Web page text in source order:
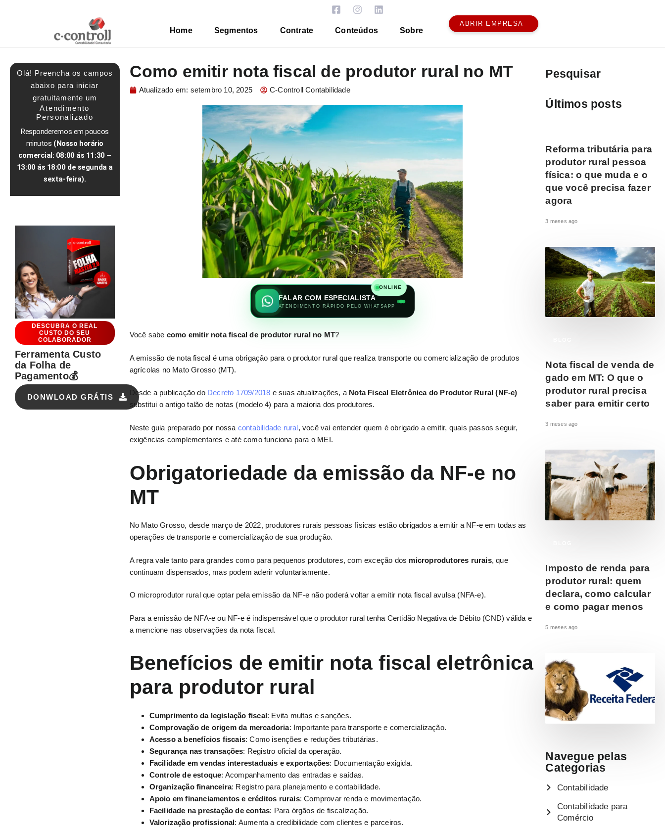
Home Segmentos Contrate Conteúdos Sobre
ABRIR EMPRESA
Olá! Preencha os campos
abaixo para iniciar
gratuitamente um
Atendimento
Personalizado
Responderemos em poucos
minutos (Nosso horário
comercial: 08:00 ás 11:30 –
13:00 ás 18:00 de segunda a
sexta-feira).
DESCUBRA O REAL
CUSTO DO SEU
COLABORADOR
Ferramenta Custo
da Folha de
Pagamento💰
DONWLOAD GRÁTIS
Como emitir nota fiscal de produtor rural no MT
Atualizado em: setembro 10, 2025 C-Controll Contabilidade
ONLINE
FALAR COM ESPECIALISTA
ATENDIMENTO RÁPIDO PELO WHATSAPP
Você sabe como emitir nota fiscal de produtor rural no MT?
A emissão de nota fiscal é uma obrigação para o produtor rural que realiza transporte ou comercialização de produtos
agrícolas no Mato Grosso (MT).
Desde a publicação do Decreto 1709/2018 e suas atualizações, a Nota Fiscal Eletrônica do Produtor Rural (NF-e)
substitui o antigo talão de notas (modelo 4) para a maioria dos produtores.
Neste guia preparado por nossa contabilidade rural, você vai entender quem é obrigado a emitir, quais passos seguir,
exigências complementares e até como funciona para o MEI.
Obrigatoriedade da emissão da NF-e no
MT
No Mato Grosso, desde março de 2022, produtores rurais pessoas físicas estão obrigados a emitir a NF-e em todas as
operações de transporte e comercialização de sua produção.
A regra vale tanto para grandes como para pequenos produtores, com exceção dos microprodutores rurais, que
continuam dispensados, mas podem aderir voluntariamente.
O microprodutor rural que optar pela emissão da NF-e não poderá voltar a emitir nota fiscal avulsa (NFA-e).
Para a emissão de NFA-e ou NF-e é indispensável que o produtor rural tenha Certidão Negativa de Débito (CND) válida e
a mencione nas observações da nota fiscal.
Benefícios de emitir nota fiscal eletrônica
para produtor rural
Cumprimento da legislação fiscal: Evita multas e sanções.
Comprovação de origem da mercadoria: Importante para transporte e comercialização.
Acesso a benefícios fiscais: Como isenções e reduções tributárias.
Segurança nas transações: Registro oficial da operação.
Facilidade em vendas interestaduais e exportações: Documentação exigida.
Controle de estoque: Acompanhamento das entradas e saídas.
Organização financeira: Registro para planejamento e contabilidade.
Apoio em financiamentos e créditos rurais: Comprovar renda e movimentação.
Facilidade na prestação de contas: Para órgãos de fiscalização.
Valorização profissional: Aumenta a credibilidade com clientes e parceiros.
Pesquisar
Últimos posts
Reforma tributária para
produtor rural pessoa
física: o que muda e o
que você precisa fazer
agora
3 meses ago
Nota fiscal de venda de
gado em MT: O que o
produtor rural precisa
saber para emitir certo
3 meses ago
Imposto de renda para
produtor rural: quem
declara, como calcular
e como pagar menos
5 meses ago
Navegue pelas
Categorias
Contabilidade
Contabilidade para
Comércio